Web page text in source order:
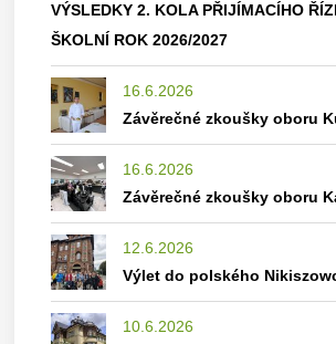
VÝSLEDKY 2. KOLA PŘIJÍMACÍHO
ŠKOLNÍ ROK 2026/2027
16.6.2026
Závěrečné zkoušky oboru
16.6.2026
Závěrečné zkoušky oboru
12.6.2026
Výlet do polského
10.6.2026